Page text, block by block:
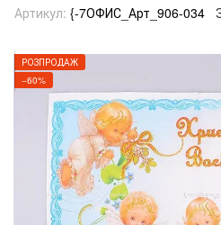
Артикул: {-7ОФИС_Арт_906-034
РОЗПРОДАЖ
−60%